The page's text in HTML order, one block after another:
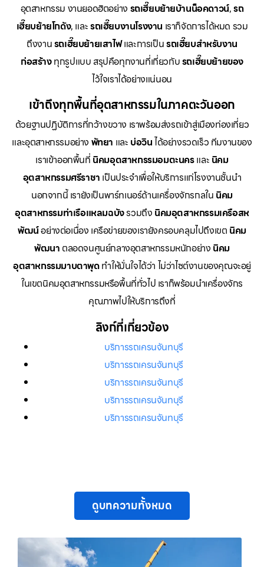
อุตสาหกรรม งานยอดฮิตอย่าง รถเฮี๊ยบย้ายบ้านน็อคดาวน์,รถ
เฮี๊ยบย้ายโกดัง, และรถเฮี๊ยบงานโรงงาน เราก็จัดการได้หมด รวม
ถึงงานรถเฮี๊ยบย้ายเสาไฟและการเป็นรถเฮี๊ยบสำหรับงาน
ก่อสร้างทุกรูปแบบ สรุปคือทุกงานที่เกี่ยวกับรถเฮี๊ยบย้ายของ
ไว้ใจเราได้อย่างแน่นอน
เข้าถึงทุกพื้นที่อุตสาหกรรมในภาคตะวันออก
ด้วยฐานปฏิบัติการที่กว้างขวาง เราพร้อมส่งรถเข้าสู่เมืองท่องเที่ยว
และอุตสาหกรรมอย่าง พัทยา และ บ่อวินได้อย่างรวดเร็ว ทีมงานของ
เราเข้าออกพื้นที่ นิคมอุตสาหกรรมอมตะนครและ นิคม
อุตสาหกรรมศรีราชา เป็นประจำเพื่อให้บริการแก่โรงงานชั้นนำ
นอกจากนี้ เรายังเป็นพาร์ทเนอร์ด้านเครื่องจักรกลใน นิคม
อุตสาหกรรมท่าเรือแหลมฉบังรวมถึง นิคมอุตสาหกรรมเครือสห
พัฒน์อย่างต่อเนื่อง เครือข่ายของเรายังครอบคลุมไปถึงเขต นิคม
พัฒนา ตลอดจนศูนย์กลางอุตสาหกรรมหนักอย่าง นิคม
อุตสาหกรรมมาบตาพุดทำให้มั่นใจได้ว่า ไม่ว่าไซต์งานของคุณจะอยู่
ในเขตนิคมอุตสาหกรรมหรือพื้นที่ทั่วไป เราก็พร้อมนำเครื่องจักร
คุณภาพไปให้บริการถึงที่
ลิงก์ที่เกี่ยวข้อง
บริการรถเครนจันทบุรี
บริการรถเครนจันทบุรี
บริการรถเครนจันทบุรี
บริการรถเครนจันทบุรี
บริการรถเครนจันทบุรี
ดูบทความทั้งหมด